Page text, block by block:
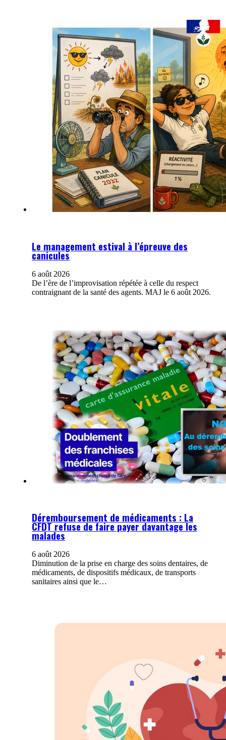
Le management estival à l’épreuve des
canicules
6 août 2026
De l’ère de l’improvisation répétée à celle du respect
contraignant de la santé des agents. MAJ le 6 août 2026.
Déremboursement de médicaments : La
CFDT refuse de faire payer davantage les
malades
6 août 2026
Diminution de la prise en charge des soins dentaires, de
médicaments, de dispositifs médicaux, de transports
sanitaires ainsi que le…